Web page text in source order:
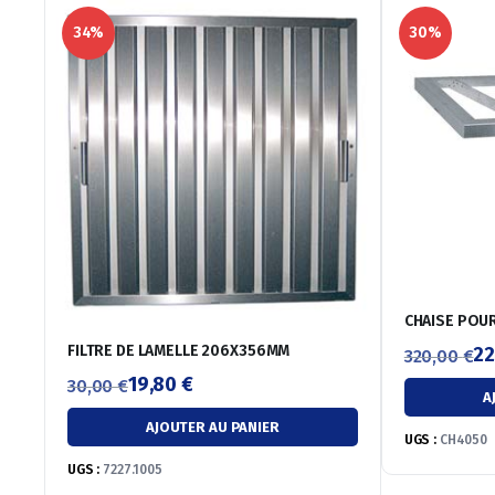
34%
FILTRE DE LAMELLE 206X356MM
30,00€
Le
prix
initial
19,80 €
Le
prix
actuel
AJOUTER AU PANIER
UGS : 7227.1005
30%
CHAISE
320,00€
Le
prix
initial
était :
Le
prix
actuel
est :
UGS : CH4050